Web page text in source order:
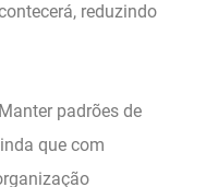
reduzindo
Manter padrões de
que com